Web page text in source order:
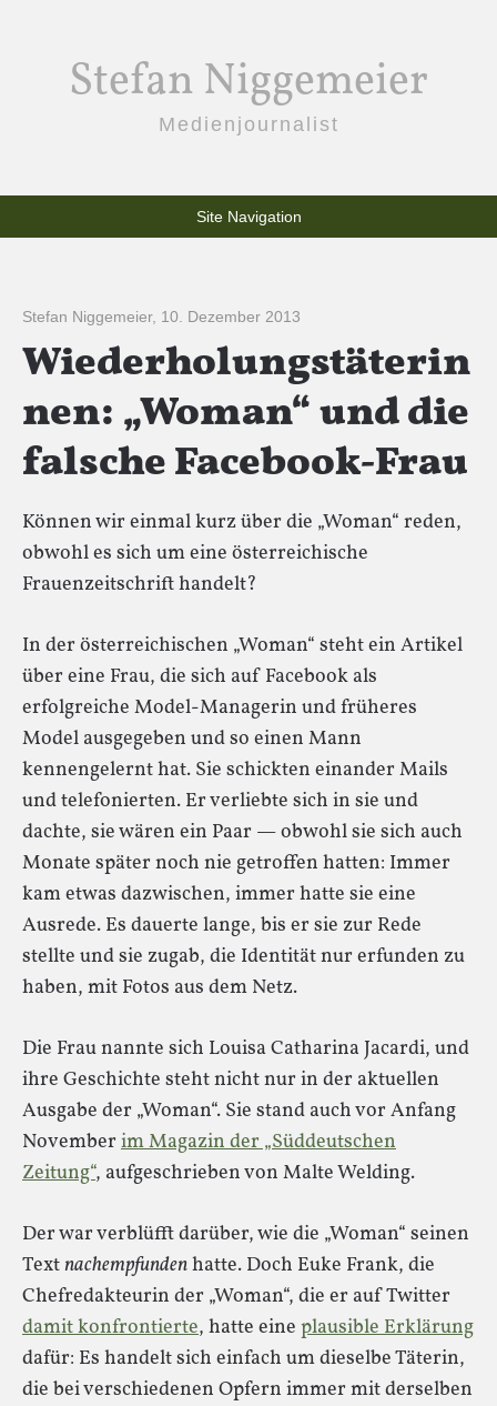
Stefan Niggemeier
Medienjournalist
Site Navigation
Stefan Niggemeier, 10. Dezember 2013
Wiederholungstäterin
nen: „Woman“ und die
falsche Facebook-Frau
Können wir einmal kurz über die „Woman“ reden,
obwohl es sich um eine österreichische
Frauenzeitschrift handelt?
In der österreichischen „Woman“ steht ein Artikel
über eine Frau, die sich auf Facebook als
erfolgreiche Model-Managerin und früheres
Model ausgegeben und so einen Mann
kennengelernt hat. Sie schickten einander Mails
und telefonierten. Er verliebte sich in sie und
dachte, sie wären ein Paar — obwohl sie sich auch
Monate später noch nie getroffen hatten: Immer
kam etwas dazwischen, immer hatte sie eine
Ausrede. Es dauerte lange, bis er sie zur Rede
stellte und sie zugab, die Identität nur erfunden zu
haben, mit Fotos aus dem Netz.
Die Frau nannte sich Louisa Catharina Jacardi, und
ihre Geschichte steht nicht nur in der aktuellen
Ausgabe der „Woman“. Sie stand auch vor Anfang
November im Magazin der „Süddeutschen
Zeitung“, aufgeschrieben von Malte Welding.
Der war verblüfft darüber, wie die „Woman“ seinen
Textnachempfundenhatte. Doch Euke Frank, die
Chefredakteurin der „Woman“, die er auf Twitter
damit konfrontierte, hatte eine plausible Erklärung
dafür: Es handelt sich einfach um dieselbe Täterin,
die bei verschiedenen Opfern immer mit derselben